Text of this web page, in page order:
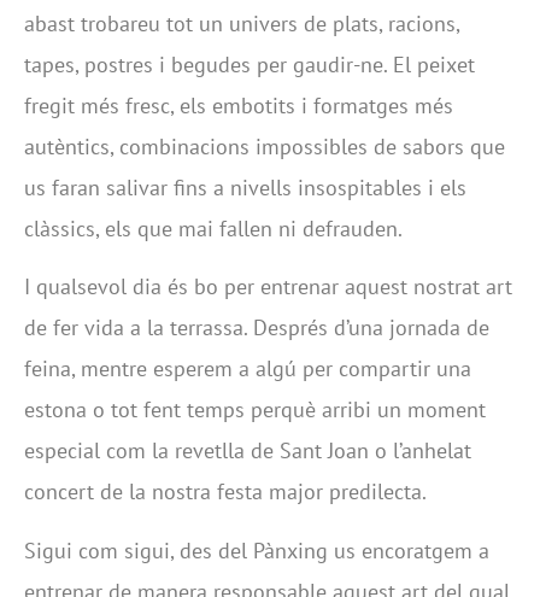
abast trobareu tot un univers de plats, racions,
tapes, postres i begudes per gaudir-ne. El peixet
fregit més fresc, els embotits i formatges més
autèntics, combinacions impossibles de sabors que
us faran salivar fins a nivells insospitables i els
clàssics, els que mai fallen ni defrauden.
I qualsevol dia és bo per entrenar aquest nostrat art
de fer vida a la terrassa. Després d’una jornada de
feina, mentre esperem a algú per compartir una
estona o tot fent temps perquè arribi un moment
especial com la revetlla de Sant Joan o l’anhelat
concert de la nostra festa major predilecta.
Sigui com sigui, des del Pànxing us encoratgem a
entrenar de manera responsable aquest art del qual